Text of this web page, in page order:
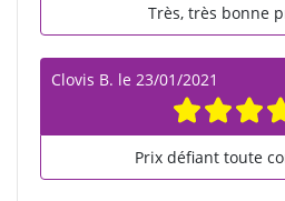
Très, très bonne
Clovis B. le 23/01/2021
Prix défiant toute